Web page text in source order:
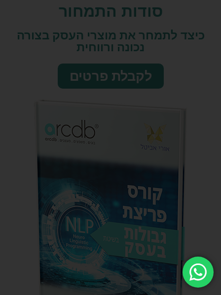
סודות התמחור
כיצד לתמחר את מוצרי העסק בצורה
נכונה ורווחית
לקבלת פרטים